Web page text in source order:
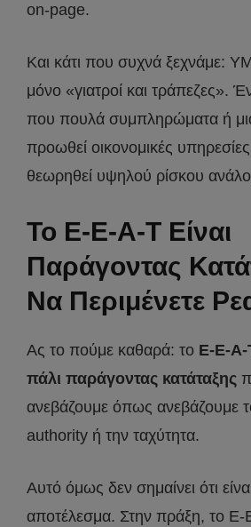
on-page.
Και κάτι που συχνά ξεχνάμε:
μόνο «γιατροί και τράπεζες».
που πουλά συμπληρώματα ή
προωθεί οικονομικές
θεωρηθεί υψηλού ρίσκου
Το E-E-A-T Είναι
Παράγοντας
Να Περιμένετε
Ας το πούμε καθαρά: το E-E-A-
πάλι παράγοντας κατάταξης
ανεβάζουμε όπως ανεβάζουμε
authority ή την ταχύτητα.
Αυτό όμως δεν σημαίνει ότι
αποτέλεσμα. Στην πράξη, το E-